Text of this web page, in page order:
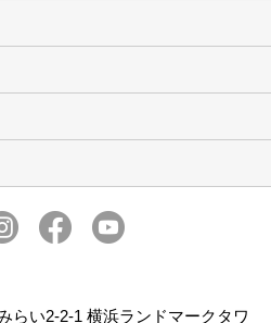
(2)
介
らい2‐2‐1 横浜ランドマークタワ